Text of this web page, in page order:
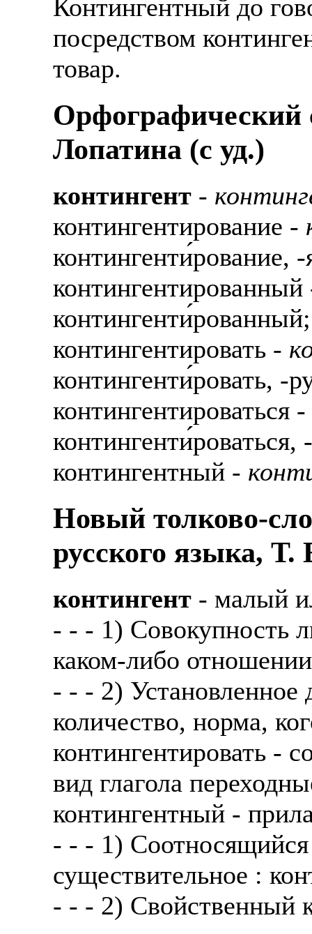
Контингентный до
посредством
товар.
Орфографический
Лопатина (c уд.)
контингент -
контингентирование -
контингенти́рование, -
контингентировать -
контингенти́ровать, -
контингентироваться -
контингенти́роваться,
контингентный -
Новый толково-
русского языка,
контингент - малый
- - - 1) Совокупность
каком-либо
- - - 2) Установленное
количество, норма,
контингентировать -
вид глагола
контингентный -
- - - 1)
существительное :
- - - 2) Свойственный